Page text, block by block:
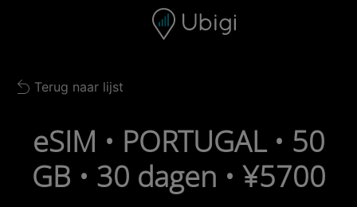
Navigatiebalk Voettekst
Back to list
Terug naar lijst
eSIM • PORTUGAL • 50
GB • 30 dagen • ¥5700